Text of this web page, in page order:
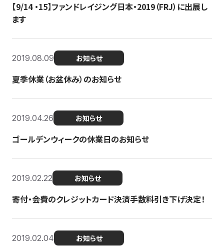
【9/14 ・15】ファンドレイジング日本・2019（FRJ）に出展し
ます
2019.08.09 お知らせ
夏季休業（お盆休み）のお知らせ
2019.04.26 お知らせ
ゴールデンウィークの休業日のお知らせ
2019.02.22 お知らせ
寄付・会費のクレジットカード決済手数料引き下げ決定！
2019.02.04 お知らせ